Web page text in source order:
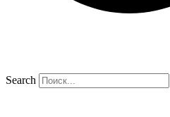
Search